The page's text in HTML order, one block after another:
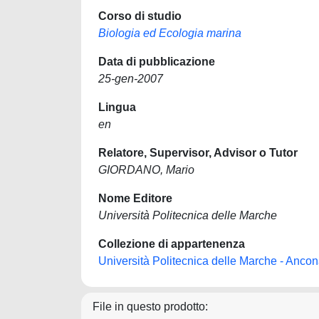
Corso di studio
Biologia ed Ecologia marina
Data di pubblicazione
25-gen-2007
Lingua
en
Relatore, Supervisor, Advisor o Tutor
GIORDANO, Mario
Nome Editore
Università Politecnica delle Marche
Collezione di appartenenza
Università Politecnica delle Marche -
File in questo prodotto: